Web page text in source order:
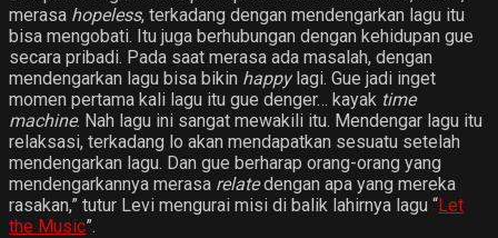
merasa hopeless, terkadang dengan mendengarkan lagu itu
bisa mengobati. Itu juga berhubungan dengan kehidupan gue
secara pribadi. Pada saat merasa ada masalah, dengan
mendengarkan lagu bisa bikin happylagi. Gue jadi inget
momen pertama kali lagu itu gue denger… kayak time
machine. Nah lagu ini sangat mewakili itu. Mendengar lagu itu
relaksasi, terkadang lo akan mendapatkan sesuatu setelah
mendengarkan lagu. Dan gue berharap orang-orang yang
mendengarkannya merasa relatedengan apa yang mereka
rasakan,” tutur Levi mengurai misi di balik lahirnya lagu “Let
the Music”.